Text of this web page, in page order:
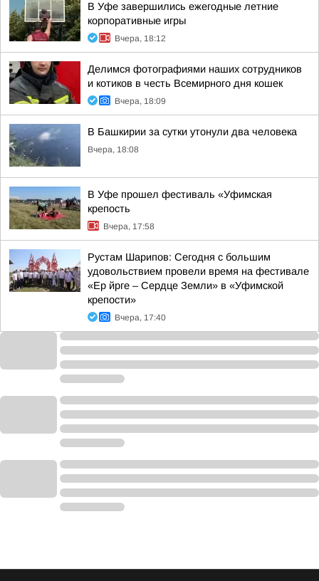
В Уфе завершились ежегодные летние
корпоративные игры
Вчера, 18:12
Делимся фотографиями наших сотрудников
и котиков в честь Всемирного дня кошек
Вчера, 18:09
В Башкирии за сутки утонули два человека
Вчера, 18:08
В Уфе прошел фестиваль «Уфимская
крепость
Вчера, 17:58
Рустам Шарипов: Сегодня с большим
удовольствием провели время на фестивале
«Ер йрге – Сердце Земли» в «Уфимской
крепости»
Вчера, 17:40